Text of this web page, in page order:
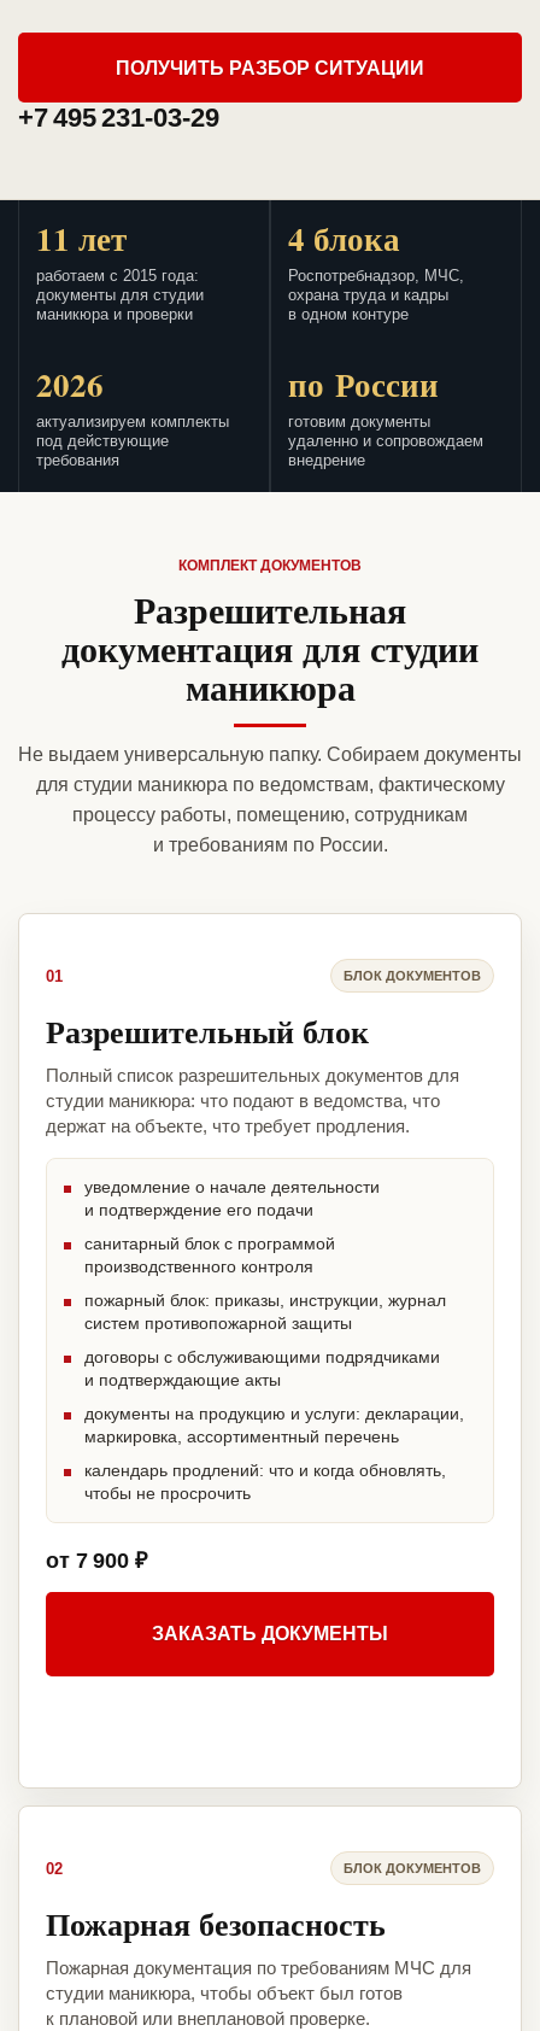
ПОЛУЧИТЬ РАЗБОР СИТУАЦИИ
+7 495 231-03-29
11 лет
работаем с 2015 года:
документы для студии
маникюра и проверки
4 блока
Роспотребнадзор, МЧС,
охрана труда и кадры
в одном контуре
2026
актуализируем комплекты
под действующие
требования
по России
готовим документы
удаленно и сопровождаем
внедрение
КОМПЛЕКТ ДОКУМЕНТОВ
Разрешительная
документация для студии
маникюра
Не выдаем универсальную папку. Собираем документы
для студии маникюра по ведомствам, фактическому
процессу работы, помещению, сотрудникам
и требованиям по России.
01 БЛОК ДОКУМЕНТОВ
Разрешительный блок
Полный список разрешительных документов для
студии маникюра: что подают в ведомства, что
держат на объекте, что требует продления.
уведомление о начале деятельности
и подтверждение его подачи
санитарный блок с программой
производственного контроля
пожарный блок: приказы, инструкции, журнал
систем противопожарной защиты
договоры с обслуживающими подрядчиками
и подтверждающие акты
документы на продукцию и услуги: декларации,
маркировка, ассортиментный перечень
календарь продлений: что и когда обновлять,
чтобы не просрочить
от 7 900 ₽
ЗАКАЗАТЬ ДОКУМЕНТЫ
02 БЛОК ДОКУМЕНТОВ
Пожарная безопасность
Пожарная документация по требованиям МЧС для
студии маникюра, чтобы объект был готов
к плановой или внеплановой проверке.